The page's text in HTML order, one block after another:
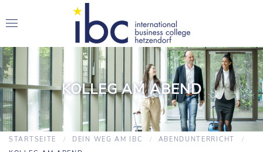
KOLLEG AM ABEND
STARTSEITE DEIN WEG AM IBC
ABENDUNTERRICHT